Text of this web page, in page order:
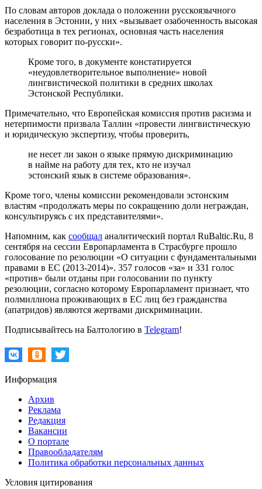
По словам авторов доклада о положении русскоязычного
населения в Эстонии, у них «вызывает озабоченность высокая
безработица в тех регионах, основная часть населения
которых говорит по-русски».
Кроме того, в документе констатируется
«неудовлетворительное выполнение» новой
лингвистической политики в средних школах
Эстонской Республики.
Примечательно, что Европейская комиссия против расизма и
нетерпимости призвала Таллин «провести лингвистическую
и юридическую экспертизу, чтобы проверить,
не несет ли закон о языке прямую дискриминацию
в найме на работу для тех, кто не изучал
эстонский язык в системе образования».
Кроме того, члены комиссии рекомендовали эстонским
властям «продолжать меры по сокращению доли неграждан,
консультируясь с их представителями».
Напомним, как сообщал аналитический портал RuBaltic.Ru, 8
сентября на сессии Европарламента в Страсбурге прошло
голосование по резолюции «О ситуации с фундаментальными
правами в ЕС (2013-2014)». 357 голосов «за» и 331 голос
«против» были отданы при голосовании по пункту
резолюции, согласно которому Европарламент признает, что
полмиллиона проживающих в ЕС лиц без гражданства
(апатридов) являются жертвами дискриминации.
Подписывайтесь на Балтологию в Telegram!
Информация
Архив
Реклама
Редакция
Вакансии
О портале
Правообладателям
Политика обработки персональных данных
Условия цитирования